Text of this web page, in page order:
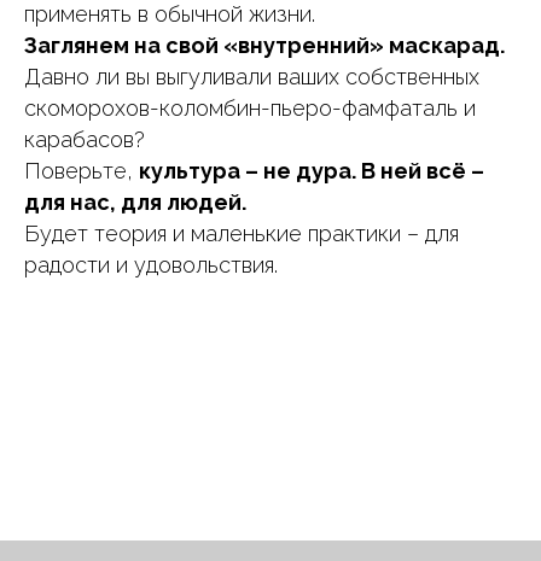
применять в обычной жизни.
Заглянем на свой «внутренний» маскарад.
Давно ли вы выгуливали ваших собственных
скоморохов-коломбин-пьеро-фамфаталь и
карабасов?
Поверьте, культура – не дура. В ней всё –
для нас, для людей.
Будет теория и маленькие практики – для
радости и удовольствия.